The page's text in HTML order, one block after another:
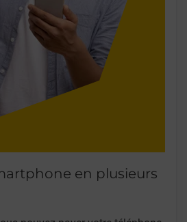
en plusieurs